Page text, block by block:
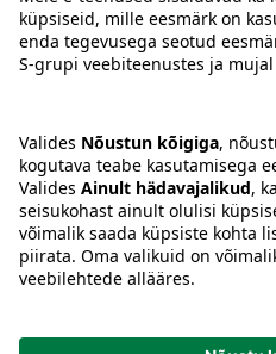
Tingimused
Keel:ETENRU